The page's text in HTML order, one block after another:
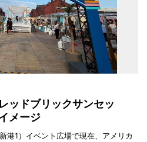
ッドブリックサンセッ
メージ
港1）イベント広場で現在、アメリカ